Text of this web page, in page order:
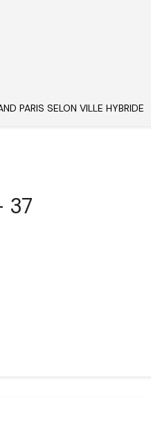
PARIS SELON VILLE HYBRIDE
37